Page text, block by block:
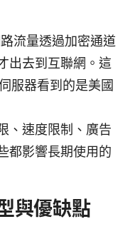
流量透過加密通道
出去到互聯網。這
服器看到的是美國
、速度限制、廣告
都影響長期使用的
與優缺點